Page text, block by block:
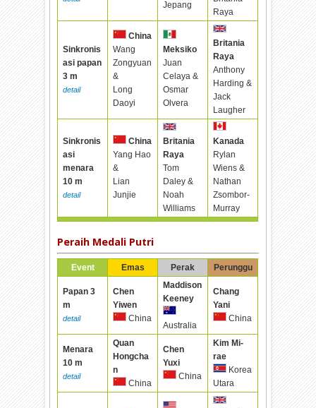
Jepang
Raya
Sinkronis
asi papan
3 m
detail
China
Wang
Zongyuan
&
Long
Daoyi
Meksiko
Juan
Celaya &
Osmar
Olvera
Britania
Raya
Anthony
Harding &
Jack
Laugher
Sinkronis
asi
menara
10 m
detail
China
Yang Hao
&
Lian
Junjie
Britania
Raya
Tom
Daley &
Noah
Williams
Kanada
Rylan
Wiens &
Nathan
Zsombor-
Murray
Peraih Medali Putri
Event Emas Perak Perunggu
Papan 3
m
detail
Chen
Yiwen
China
Maddison
Keeney
Australia
Chang
Yani
China
Menara
10 m
detail
Quan
Hongcha
n
China
Chen
Yuxi
China
Kim Mi-
rae
Korea
Utara